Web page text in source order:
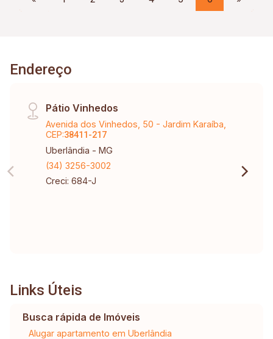
Endereço
Pátio Vinhedos
Avenida dos Vinhedos, 50 - Jardim Karaíba,
CEP:38411-217
Uberlândia - MG
(34) 3256-3002
Creci: 684-J
Links Úteis
Busca rápida de Imóveis
Alugar apartamento em Uberlândia